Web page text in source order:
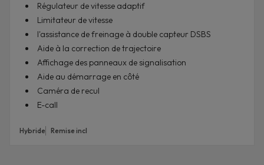
Régulateur de vitesse adaptif
Limitateur de vitesse
l'assistance de freinage à double capteur DSBS
Aide à la correction de trajectoire
Affichage des panneaux de signalisation
Aide au démarrage en côté
Caméra de recul
E-call
Hybride Remise incl